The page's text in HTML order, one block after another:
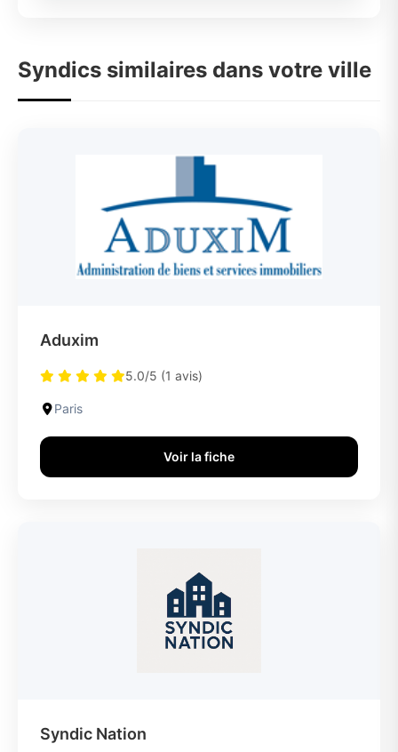
Syndics similaires dans votre ville
Aduxim
5.0/5 (1 avis)
Paris
Voir la fiche
Syndic Nation